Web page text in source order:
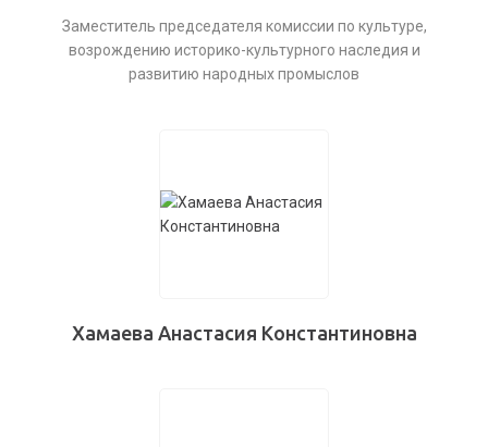
Заместитель председателя комиссии по культуре,
возрождению историко-культурного наследия и
развитию народных промыслов
Хамаева Анастасия Константиновна